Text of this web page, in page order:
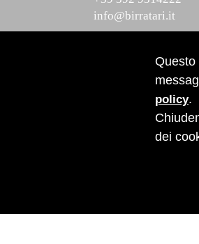
info@birratari.it
R.E.A. RG-118629
Cap. Soc. (i.v.) euro
Questo
policy.
dei